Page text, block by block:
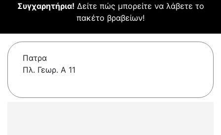
Συγχαρητήρια! Δείτε πώς μπορείτε να λάβετε το
πακέτο βραβείων!
Πατρα
Πλ. Γεωρ. Α 11